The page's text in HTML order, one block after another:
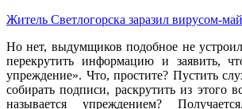
Житель Светлогорска заразил вирусом-
Но нет, выдумщиков подобное не
перекрутить информацию и заявить,
упреждение». Что, простите? Пустить
собирать подписи, раскрутить из этого
называется упреждением?